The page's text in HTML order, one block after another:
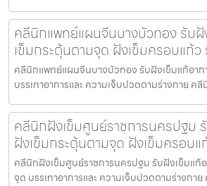
คลีนิกแพทย์แผนจีนบางบัวทอง รับฝั
เข็มกระตุ้นตามจุด ฝังเข็มครอบแก้ว
คลีนิกแพทย์แผนจีนบางบัวทอง รับฝังเข็มแก้อาก
บรรเทาอาการและ ความเจ็บปวดตามร่างกาย ค
คลีนิกฝังเข็มศูนย์ราชการนครปฐม
ฝังเข็มกระตุ้นตามจุด ฝังเข็มครอบแ
คลีนิกฝังเข็มศูนย์ราชการนครปฐม รับฝังเข็มแก้
จุด บรรเทาอาการและ ความเจ็บปวดตามร่างกา